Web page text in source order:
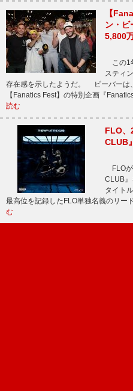
【
ン・ビ
5,800
この1
スティ
存在感を示したようだ。 ビーバーは
【Fanatics Fest】の特別企画『
読む
FLO、
CLUB
FLOが
CLUB
タイト
最高位を記録したFLO単独名義のリー
む